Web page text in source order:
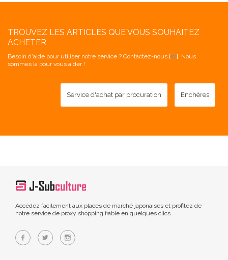
TROUVEZ LES ARTICLES QUE VOUS SOUHAITEZ
ACHETER
Besoin d'aide pour utiliser notre service ? Contactez-nous [ici]. Nous
sommes là pour vous aider !
Service d'achat par procuration Enchères
Accédez facilement aux places de marché japonaises et profitez de
notre service de proxy shopping fiable en quelques clics.